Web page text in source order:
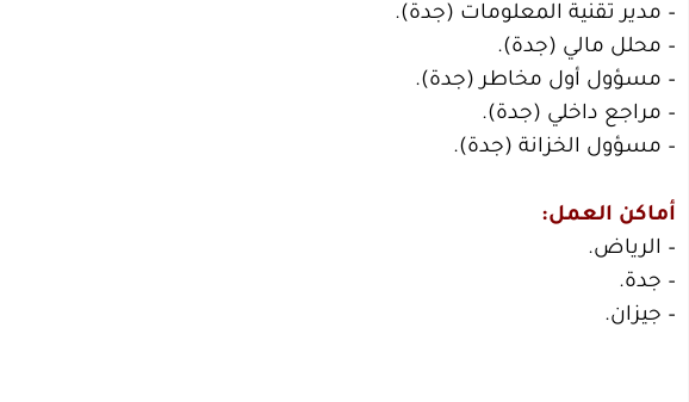
– مدير تقنية المعلومات (جدة).
– محلل مالي (جدة).
– مسؤول أول مخاطر (جدة).
– مراجع داخلي (جدة).
– مسؤول الخزانة (جدة).
أماكن العمل:
– الرياض.
– جدة.
– جيزان.